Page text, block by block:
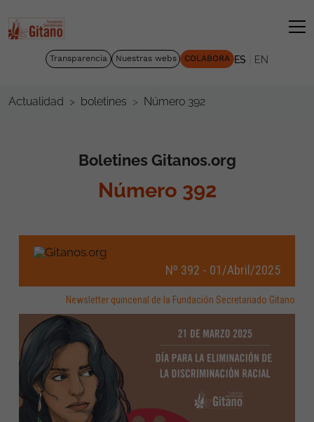
Transparencia Nuestras webs COLABORA ES EN
Actualidad boletines Número 392
Boletines Gitanos.org
Número 392
Nº 392 - 01/Abril/2025
Newsletter quincenal de la Fundación Secretariado Gitano